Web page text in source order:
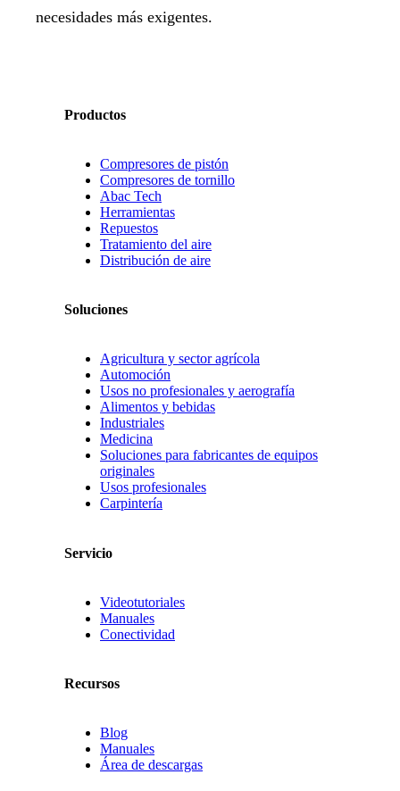
necesidades más exigentes.
Productos
Compresores de pistón
Compresores de tornillo
Abac Tech
Herramientas
Repuestos
Tratamiento del aire
Distribución de aire
Soluciones
Agricultura y sector agrícola
Automoción
Usos no profesionales y aerografía
Alimentos y bebidas
Industriales
Medicina
Soluciones para fabricantes de equipos
originales
Usos profesionales
Carpintería
Servicio
Videotutoriales
Manuales
Conectividad
Recursos
Blog
Manuales
Área de descargas